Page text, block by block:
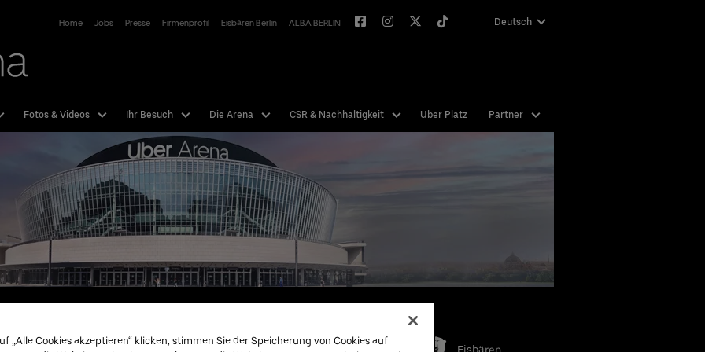
Fotos & Videos Ihr Besuch Die Arena CSR & Nachhaltigkeit Uber Platz Partner
Home Jobs Presse Firmenprofil Eisbären Berlin ALBA BERLIN Deutsch
Hotline:01806 - 570070
„Alle Cookies akzeptieren“ klicken, stimmen Sie der Speicherung von Cookies auf